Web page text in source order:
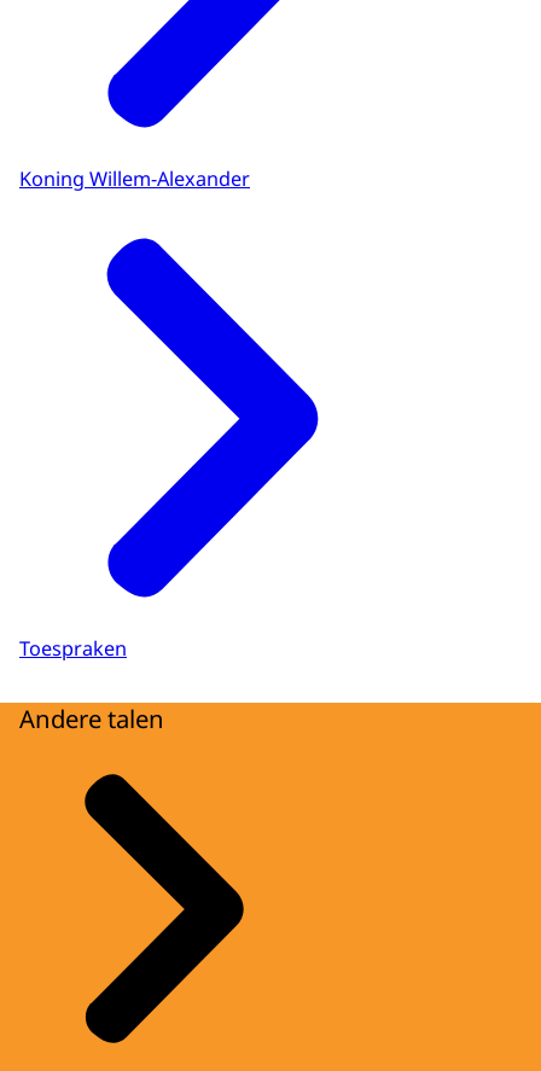
Koning Willem-Alexander
Toespraken
Andere talen